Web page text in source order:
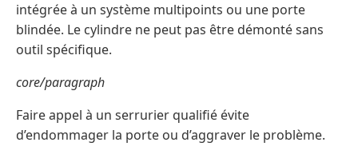
intégrée à un système multipoints ou une porte
blindée. Le cylindre ne peut pas être démonté sans
outil spécifique.
core/paragraph
Faire appel à un serrurier qualifié évite
d’endommager la porte ou d’aggraver le problème.